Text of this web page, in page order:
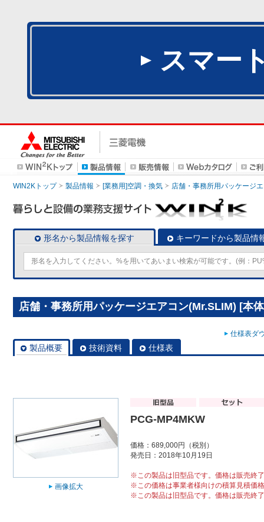
スマー
WIN2Kトップ 製品情報 [業務用]空調・換気 店舗・事務所用パッケージ
形名から製品情報を探す キーワードから製品情
店舗・事務所用パッケージエアコン(Mr.SLIM) [本
仕様表ダ
製品概要 技術資料 仕様表
画像拡大
PCG-MP4MKW
価格：689,000円（税別）
発売日：2018年10月19日
※この製品は旧型品です。価格は販売終
※この価格は事業者様向けの積算見積価
※この製品は旧型品です。価格は販売終